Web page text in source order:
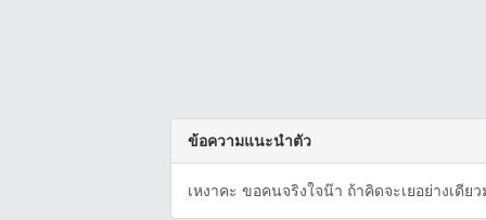
ข้อความแนะนำตัว
เหงาคะ ขอคนจริงใจน๊า ถ้าคิดจะเยอย่างเดีย